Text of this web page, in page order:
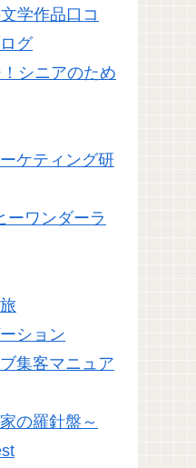
学作品口コ
グ
シニアのため
ケティング研
ーワンダーラ
ション
集客マニュア
の羅針盤～